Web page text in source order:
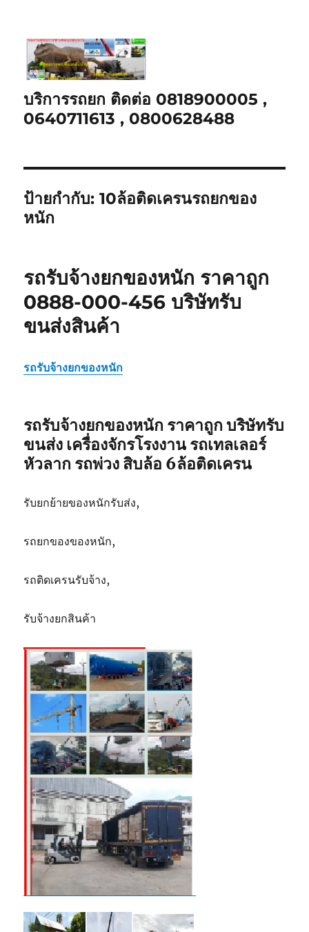
บริการรถยก ติดต่อ 0818900005 ,
0640711613 , 0800628488
ป้ายกำกับ:10ล้อติดเครนรถยกของ
หนัก
รถรับจ้างยกของหนัก ราคาถูก
0888-000-456 บริษัทรับ
ขนส่งสินค้า
รถรับจ้างยกของหนัก
รถรับจ้างยกของหนัก ราคาถูก บริษัทรับ
ขนส่ง เครื่องจักรโรงงาน รถเทลเลอร์
หัวลาก รถพ่วง สิบล้อ 6ล้อติดเครน
รับยกย้ายของหนักรับส่ง,
รถยกของของหนัก,
รถติดเครนรับจ้าง,
รับจ้างยกสินค้า